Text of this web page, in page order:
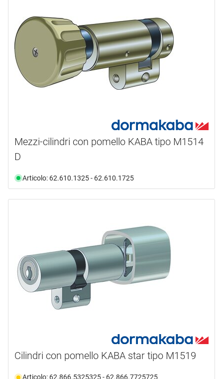
Mezzi-cilindri con pomello KABA tipo M1514
D
Articolo: 62.610.1325 - 62.610.1725
Cilindri con pomello KABA star tipo M1519
Articolo: 62.866.5325325 - 62.866.7725725